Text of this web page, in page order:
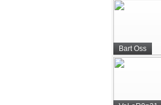
Bart Oss